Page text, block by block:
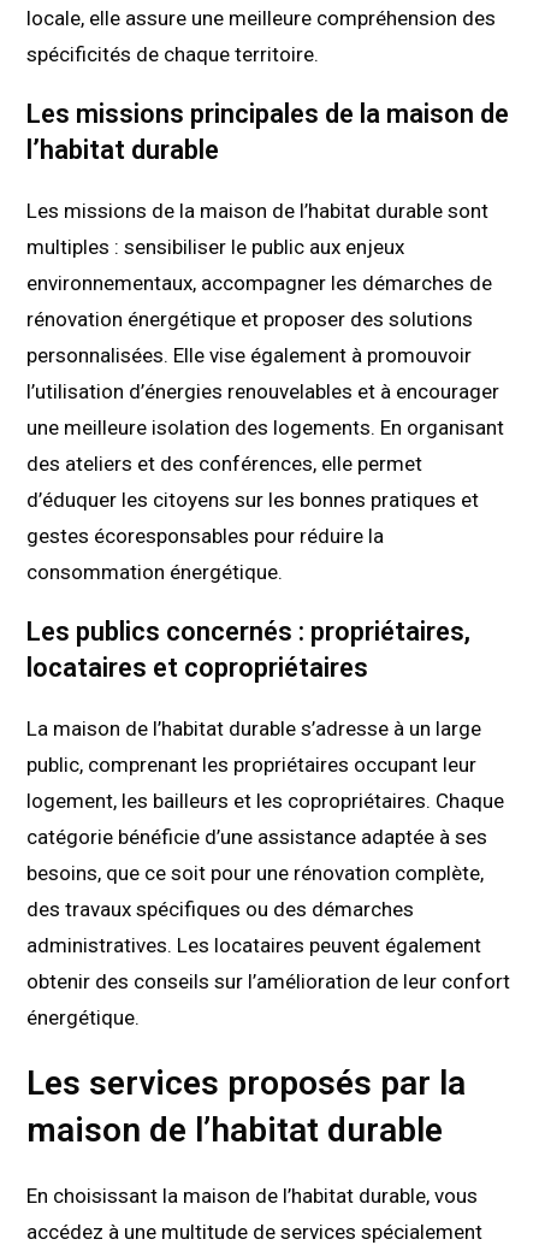
locale, elle assure une meilleure compréhension des
spécificités de chaque territoire.
Les missions principales de la maison de
l’habitat durable
Les missions de la maison de l’habitat durable sont
multiples : sensibiliser le public aux enjeux
environnementaux, accompagner les démarches de
rénovation énergétique et proposer des solutions
personnalisées. Elle vise également à promouvoir
l’utilisation d’énergies renouvelables et à encourager
une meilleure isolation des logements. En organisant
des ateliers et des conférences, elle permet
d’éduquer les citoyens sur les bonnes pratiques et
gestes écoresponsables pour réduire la
consommation énergétique.
Les publics concernés : propriétaires,
locataires et copropriétaires
La maison de l’habitat durable s’adresse à un large
public, comprenant les propriétaires occupant leur
logement, les bailleurs et les copropriétaires. Chaque
catégorie bénéficie d’une assistance adaptée à ses
besoins, que ce soit pour une rénovation complète,
des travaux spécifiques ou des démarches
administratives. Les locataires peuvent également
obtenir des conseils sur l’amélioration de leur confort
énergétique.
Les services proposés par la
maison de l’habitat durable
En choisissant la maison de l’habitat durable, vous
accédez à une multitude de services spécialement